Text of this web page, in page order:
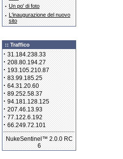
· Un po' di foto
· L'inaugurazione del nuovo
sito
:: Traffico
·31.184.238.33
·208.80.194.27
·193.105.210.87
·83.99.185.25
·64.31.20.60
·89.252.58.37
·94.181.128.125
·207.46.13.93
·77.122.6.192
·66.249.72.101
NukeSentinel™ 2.0.0 RC
6